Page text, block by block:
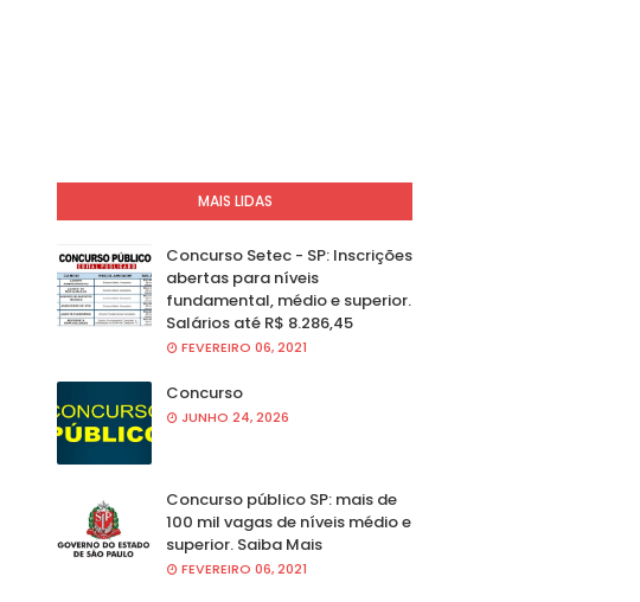
MAIS LIDAS
Concurso Setec - SP: Inscrições
abertas para níveis
fundamental, médio e superior.
Salários até R$ 8.286,45
FEVEREIRO 06, 2021
Concurso
JUNHO 24, 2026
Concurso público SP: mais de
100 mil vagas de níveis médio e
superior. Saiba Mais
FEVEREIRO 06, 2021